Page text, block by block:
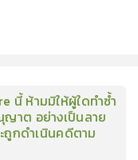
นี้ ห้ามมิให้ผู้ใดทำซ้ำ
าต อย่างเป็นลาย
ถูกดำเนินคดีตาม